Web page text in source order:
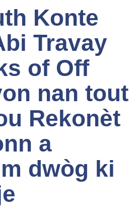
Konte
Travay
of Off
nan tout
Rekonèt
a
dwòg ki